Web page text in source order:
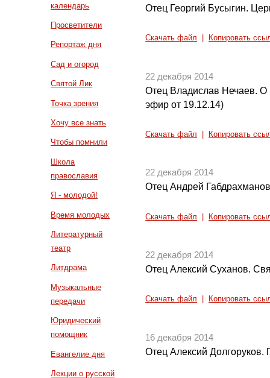
календарь
Просветители
Репортаж дня
Сад и огород
Святой Лик
Точка зрения
Хочу все знать
Чтобы помнили
Школа
православия
Я - молодой!
Время молодых
Литературный
театр
Литдрама
Музыкальные
передачи
Юридический
помощник
Евангелие дня
Лекции о русской
Отец Георгий Бусыгин.
Скачать файл Копировать
22 декабря 2014
Отец Владислав Нечаев. О
эфир от 19.12.14)
Скачать файл Копировать
22 декабря 2014
Отец Андрей
Скачать файл Копировать
22 декабря 2014
Отец Алексий Суханов.
Скачать файл Копировать
16 декабря 2014
Отец Алексий Долгоруков.